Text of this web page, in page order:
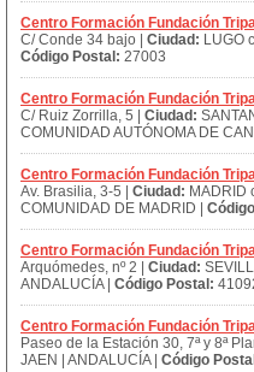
Centro Formación Fundación
C/ Conde 34 bajo | Ciudad: LUGO
Código Postal: 27003
Centro Formación Fundación
C/ Ruiz Zorrilla, 5 | Ciudad:
COMUNIDAD AUTÓNOMA DE
Centro Formación Fundación
Av. Brasilia, 3-5 | Ciudad: MADRID
COMUNIDAD DE MADRID |
Centro Formación Fundación
Arquómedes, nº 2 | Ciudad:
ANDALUCÍA | Código Postal:
Centro Formación Fundación
Paseo de la Estación 30, 7ª y 8ª
JAEN | ANDALUCÍA | Código